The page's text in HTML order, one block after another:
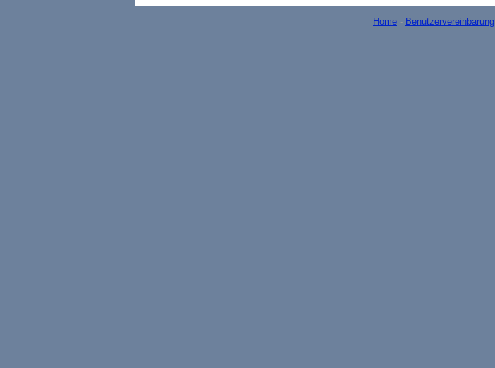
Home - Benutzervereinbarung